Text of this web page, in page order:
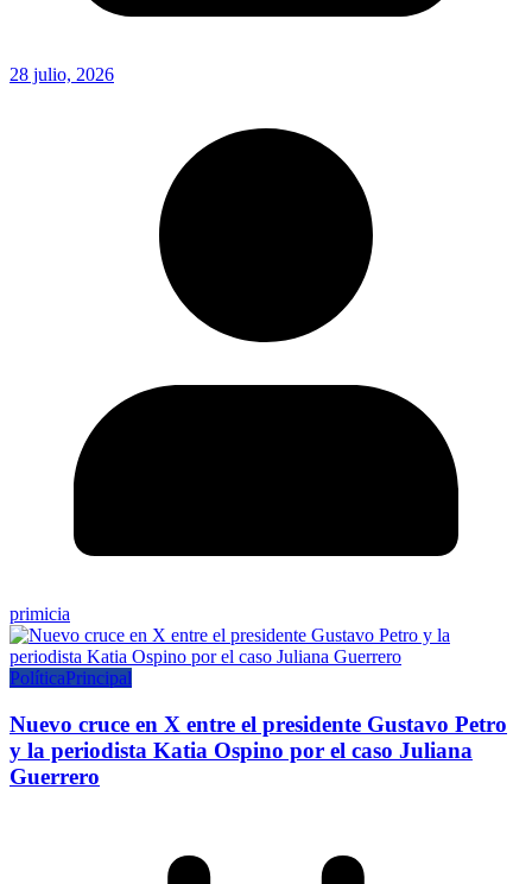
28 julio, 2026
primicia
PolíticaPrincipal
Nuevo cruce en X entre el presidente Gustavo Petro
y la periodista Katia Ospino por el caso Juliana
Guerrero